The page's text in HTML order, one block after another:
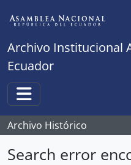
Archivo Institucional
Ecuador
Toggle navigation
Archivo Histórico
Search error